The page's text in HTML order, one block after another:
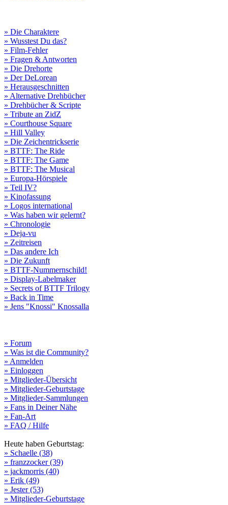
» Die Charaktere
» Wusstest Du das?
» Film-Fehler
» Fragen & Antworten
» Die Drehorte
» Der DeLorean
» Herausgeschnitten
» Alternative Drehbücher
» Drehbücher & Scripte
» Tribute an ZidZ
» Courthouse Square
» Hill Valley
» Die Zeichentrickserie
» BTTF: The Ride
» BTTF: The Game
» BTTF: The Musical
» Europa-Hörspiele
» Teil IV?
» Kinofassung
» Logos international
» Was haben wir gelernt?
» Chronologie
» Deja-vu
» Zeitreisen
» Das andere Ich
» Die Zukunft
» BTTF-Nummernschild!
» Display-Labelmaker
» Secrets of BTTF Trilogy
» Back in Time
» Jens "Knossi" Knossalla
» Forum
» Was ist die Community?
» Anmelden
» Einloggen
» Mitglieder-Übersicht
» Mitglieder-Geburtstage
» Mitglieder-Sammlungen
» Fans in Deiner Nähe
» Fan-Art
» FAQ / Hilfe
Heute haben Geburtstag:
» Schaelle (38)
» franzzocker (39)
» jackmorris (40)
» Erik (49)
» Jester (53)
» Mitglieder-Geburtstage